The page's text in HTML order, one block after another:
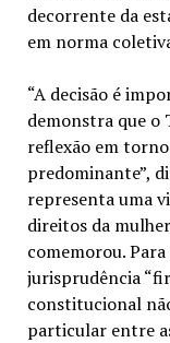
decorrente da
em norma
“A decisão é
demonstra que o
reflexão em
predominante”,
representa uma
direitos da
comemorou.
jurisprudência
constitucional
particular entre